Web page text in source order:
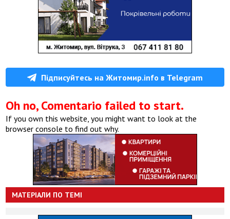
Підписуйтесь на Житомир.info в Telegram
Oh no, Comentario failed to start.
If you own this website, you might want to look at the
browser console to find out why.
МАТЕРІАЛИ ПО ТЕМІ